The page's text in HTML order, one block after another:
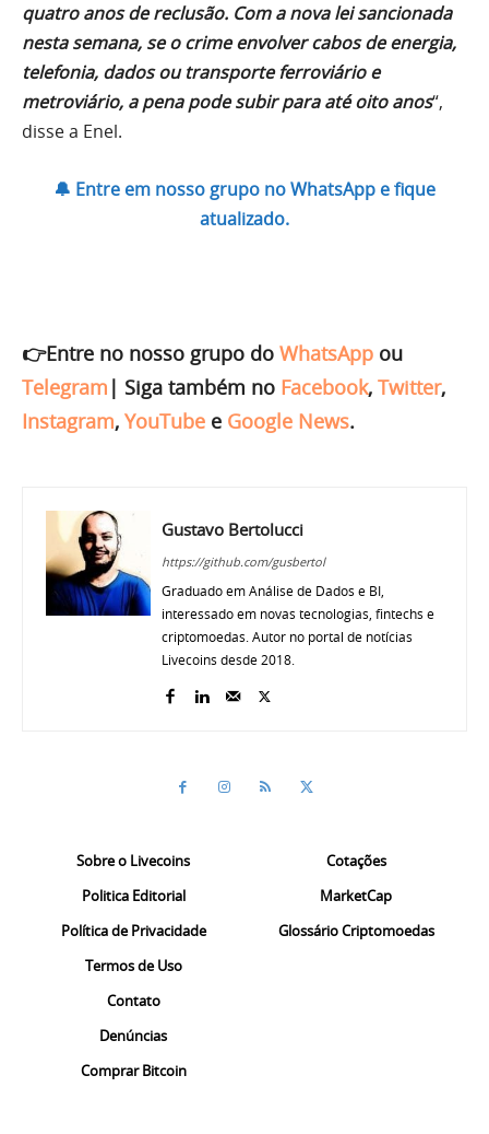
quatro anos de reclusão. Com a nova lei sancionada
nesta semana, se o crime envolver cabos de energia,
telefonia, dados ou transporte ferroviário e
metroviário, a pena pode subir para até oito anos“,
disse a Enel.
🔔 Entre em nosso grupo no WhatsApp e fique
atualizado.
👉Entre no nosso grupo do WhatsApp ou
Telegram | Siga também no Facebook, Twitter,
Instagram, YouTube e Google News.
Gustavo Bertolucci
https://github.com/gusbertol
Graduado em Análise de Dados e BI,
interessado em novas tecnologias, fintechs e
criptomoedas. Autor no portal de notícias
Livecoins desde 2018.
Sobre o Livecoins
Politica Editorial
Política de Privacidade
Termos de Uso
Contato
Denúncias
Comprar Bitcoin
Cotações
MarketCap
Glossário Criptomoedas